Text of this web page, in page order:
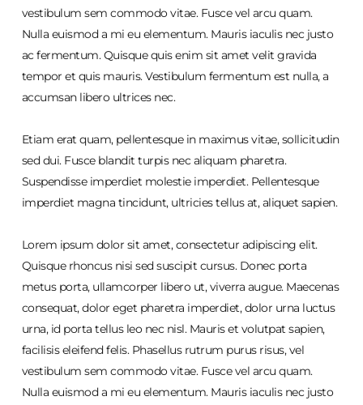
vestibulum sem commodo vitae. Fusce vel arcu quam.
Nulla euismod a mi eu elementum. Mauris iaculis nec justo
ac fermentum. Quisque quis enim sit amet velit gravida
tempor et quis mauris. Vestibulum fermentum est nulla, a
accumsan libero ultrices nec.
Etiam erat quam, pellentesque in maximus vitae, sollicitudin
sed dui. Fusce blandit turpis nec aliquam pharetra.
Suspendisse imperdiet molestie imperdiet. Pellentesque
imperdiet magna tincidunt, ultricies tellus at, aliquet sapien.
Lorem ipsum dolor sit amet, consectetur adipiscing elit.
Quisque rhoncus nisi sed suscipit cursus. Donec porta
metus porta, ullamcorper libero ut, viverra augue. Maecenas
consequat, dolor eget pharetra imperdiet, dolor urna luctus
urna, id porta tellus leo nec nisl. Mauris et volutpat sapien,
facilisis eleifend felis. Phasellus rutrum purus risus, vel
vestibulum sem commodo vitae. Fusce vel arcu quam.
Nulla euismod a mi eu elementum. Mauris iaculis nec justo